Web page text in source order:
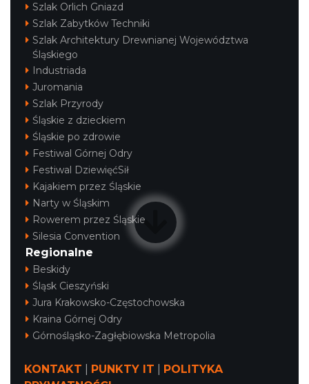
Szlak Orlich Gniazd
Szlak Zabytków Techniki
Szlak Architektury Drewnianej Województwa
Śląskiego
Industriada
Juromania
Szlak Przyrody
Śląskie z dzieckiem
Śląskie po zdrowie
Festiwal Górnej Odry
Festiwal DziewięćSił
Kajakiem przez Śląskie
Narty w Śląskim
Rowerem przez Śląskie
Silesia Convention
Regionalne
Beskidy
Śląsk Cieszyński
Jura Krakowsko-Częstochowska
Kraina Górnej Odry
Górnośląsko-Zagłębiowska Metropolia
KONTAKT PUNKTY IT
POLITYKA